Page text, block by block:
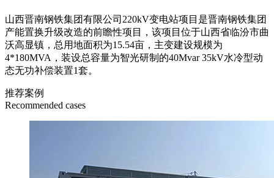
山西晋南钢铁集团有限公司220kV变电站项目是晋南钢铁集团
产能置换升级改造的前瞻性项目，该项目位于山西省临汾市曲
沃高显镇，总用地面积为15.54亩，主变建设规模为
4*180MVA，装设总容量为智光研制的40Mvar 35kV水冷型动
态无功补偿装置1套。
推荐案例
Recommended cases